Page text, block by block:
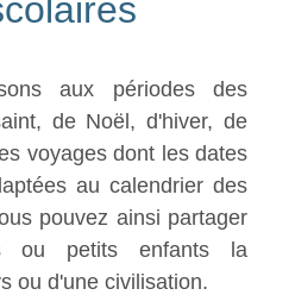
aux périodes des
de Noël, d'hiver, de
voyages dont les dates
au calendrier des
pouvez ainsi partager
ou petits enfants la
ou d'une civilisation.